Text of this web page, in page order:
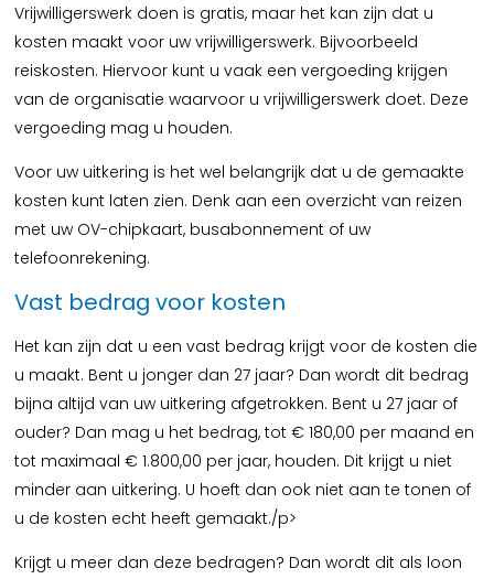
Vrijwilligerswerk doen is gratis, maar het kan zijn dat u
kosten maakt voor uw vrijwilligerswerk. Bijvoorbeeld
reiskosten. Hiervoor kunt u vaak een vergoeding krijgen
van de organisatie waarvoor u vrijwilligerswerk doet. Deze
vergoeding mag u houden.
Voor uw uitkering is het wel belangrijk dat u de gemaakte
kosten kunt laten zien. Denk aan een overzicht van reizen
met uw OV-chipkaart, busabonnement of uw
telefoonrekening.
Vast bedrag voor kosten
Het kan zijn dat u een vast bedrag krijgt voor de kosten die
u maakt. Bent u jonger dan 27 jaar? Dan wordt dit bedrag
bijna altijd van uw uitkering afgetrokken. Bent u 27 jaar of
ouder? Dan mag u het bedrag, tot € 180,00 per maand en
tot maximaal € 1.800,00 per jaar, houden. Dit krijgt u niet
minder aan uitkering. U hoeft dan ook niet aan te tonen of
u de kosten echt heeft gemaakt./p>
Krijgt u meer dan deze bedragen? Dan wordt dit als loon